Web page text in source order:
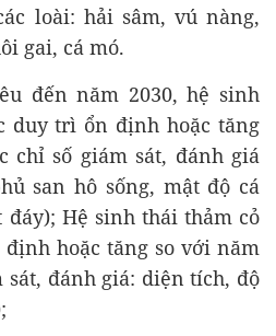
loài: hải sâm, vú nàng,
gai, cá mó.
đến năm 2030, hệ sinh
duy trì ổn định hoặc tăng
chỉ số giám sát, đánh giá
san hô sống, mật độ cá
Hệ sinh thái thảm cỏ
hoặc tăng so với năm
sát, đánh giá: diện tích, độ